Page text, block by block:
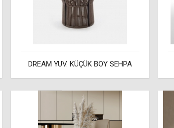
DREAM YUV. KÜÇÜK BOY SEHPA